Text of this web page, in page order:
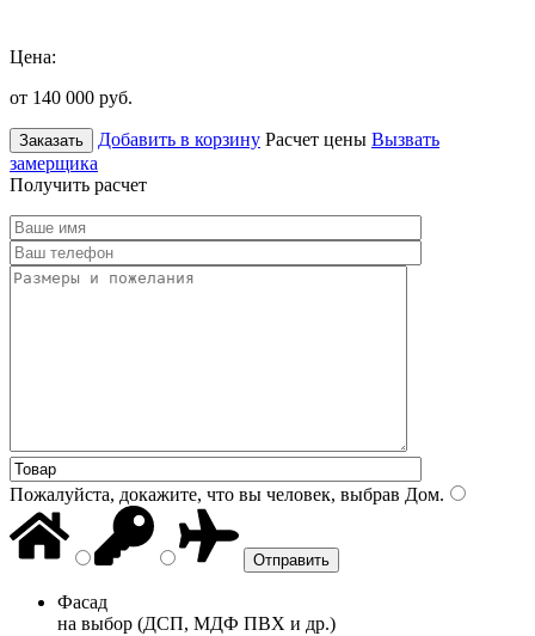
Цена:
от 140 000 руб.
Заказать Добавить в корзину Расчет цены Вызвать
замерщика
Получить расчет
Пожалуйста, докажите, что вы человек, выбрав Дом.
Фасад
на выбор (ДСП, МДФ ПВХ и др.)